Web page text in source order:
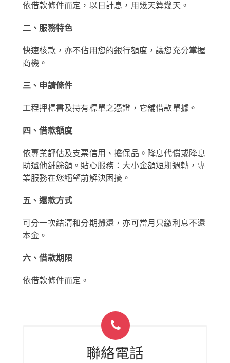
依借款條件而定，以日計息，用幾天算幾天。
二、服務特色
快速核款，亦不佔用您的銀行額度，讓您充分掌握
商機。
三、申請條件
工程押標書及持有標單之憑證，它舖借款單據。
四、借款額度
依專業評估及支票信用、擔保品。降息代償或降息
助還他舖餘額。貼心服務：大小金額短期週轉，專
業服務在您絕望前解決困擾。
五、還款方式
可分一次結清和分期攤還，亦可當月只繳利息不還
本金。
六、借款期限
依借款條件而定。
聯絡電話